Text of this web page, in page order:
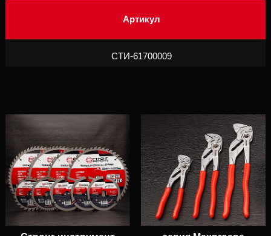
Артикул
CTИ-61700009